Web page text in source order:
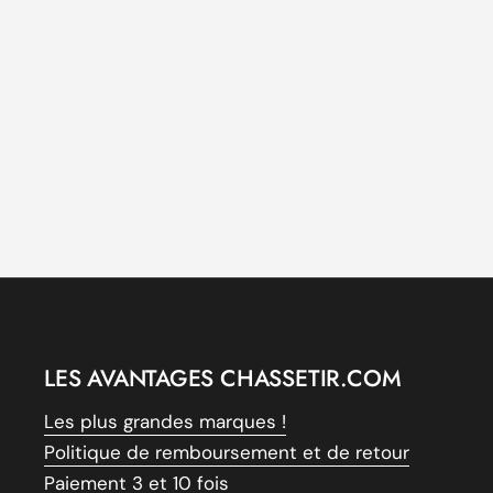
LES AVANTAGES CHASSETIR.COM
Les plus grandes marques !
Politique de remboursement et de retour
Paiement 3 et 10 fois